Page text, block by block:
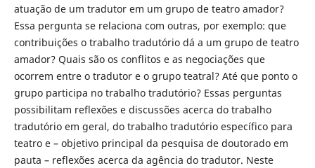
atuação de um tradutor em um grupo de teatro amador?
Essa pergunta se relaciona com outras, por exemplo: que
contribuições o trabalho tradutório dá a um grupo de teatro
amador? Quais são os conflitos e as negociações que
ocorrem entre o tradutor e o grupo teatral? Até que ponto o
grupo participa no trabalho tradutório? Essas perguntas
possibilitam reflexões e discussões acerca do trabalho
tradutório em geral, do trabalho tradutório específico para
teatro e – objetivo principal da pesquisa de doutorado em
pauta – reflexões acerca da agência do tradutor. Neste